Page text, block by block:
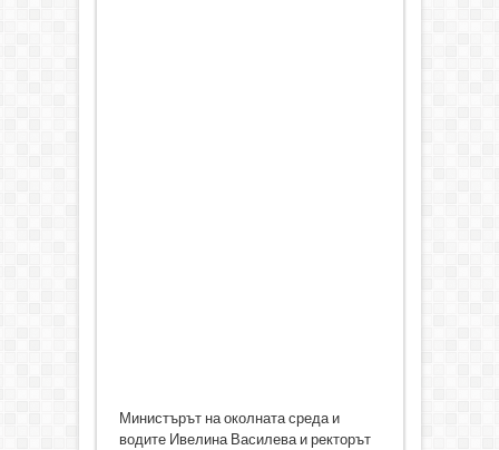
Министърът на околната среда и
водите Ивелина Василева и ректорът